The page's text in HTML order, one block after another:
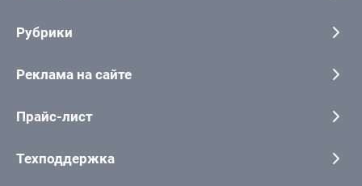
Рубрики
Реклама на сайте
Прайс-лист
Техподдержка